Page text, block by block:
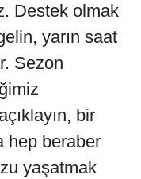
Destek olmak
yarın saat
Sezon
bir
hep beraber
yaşatmak